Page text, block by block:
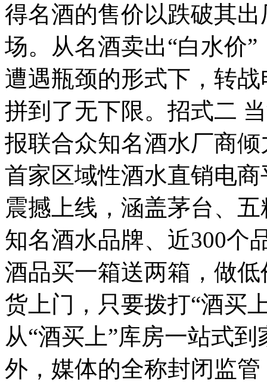
得名酒的售价以跌破其
场。从名酒卖出“白水价
遭遇瓶颈的形式下，转
拼到了无下限。招式二
报联合众知名酒水厂商
首家区域性酒水直销电商
震撼上线，涵盖茅台、
知名酒水品牌、近300个
酒品买一箱送两箱，做
货上门，只要拨打“酒买
从“酒买上”库房一站式
外，媒体的全称封闭监